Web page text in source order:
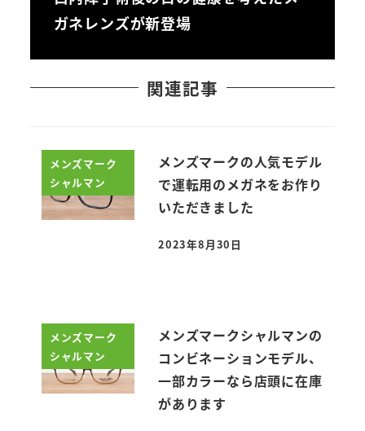
ガネレンズが新登場
関連記事
メンズマーク
シャルマン
メンズマークの人気モデル
で運転用のメガネをお作り
いただきました
投稿日
2023年8月30日
メンズマーク
シャルマン
メンズマークシャルマンの
コンビネーションモデル、
一部カラーなら店頭に在庫
があります